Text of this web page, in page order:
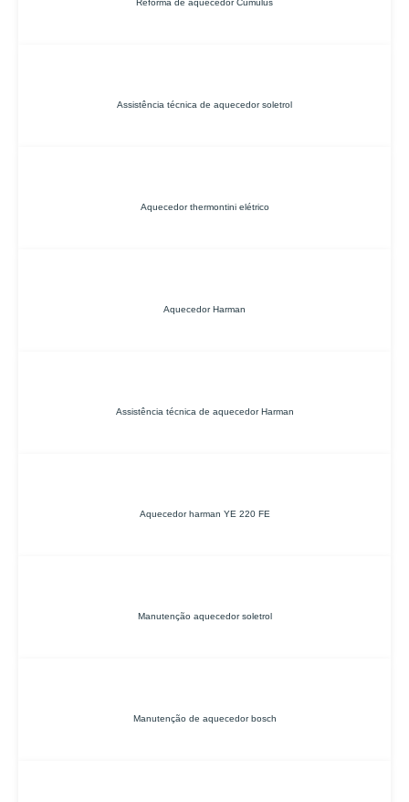
Reforma de aquecedor Cumulus
Assistência técnica de aquecedor soletrol
Aquecedor thermontini elétrico
Aquecedor Harman
Assistência técnica de aquecedor Harman
Aquecedor harman YE 220 FE
Manutenção aquecedor soletrol
Manutenção de aquecedor bosch